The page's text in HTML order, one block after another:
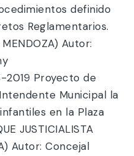
definido
Reglamentarios.
MENDOZA) Autor:
2019 Proyecto de
Intendente Municipal la
en la Plaza
JUSTICIALISTA
Autor: Concejal